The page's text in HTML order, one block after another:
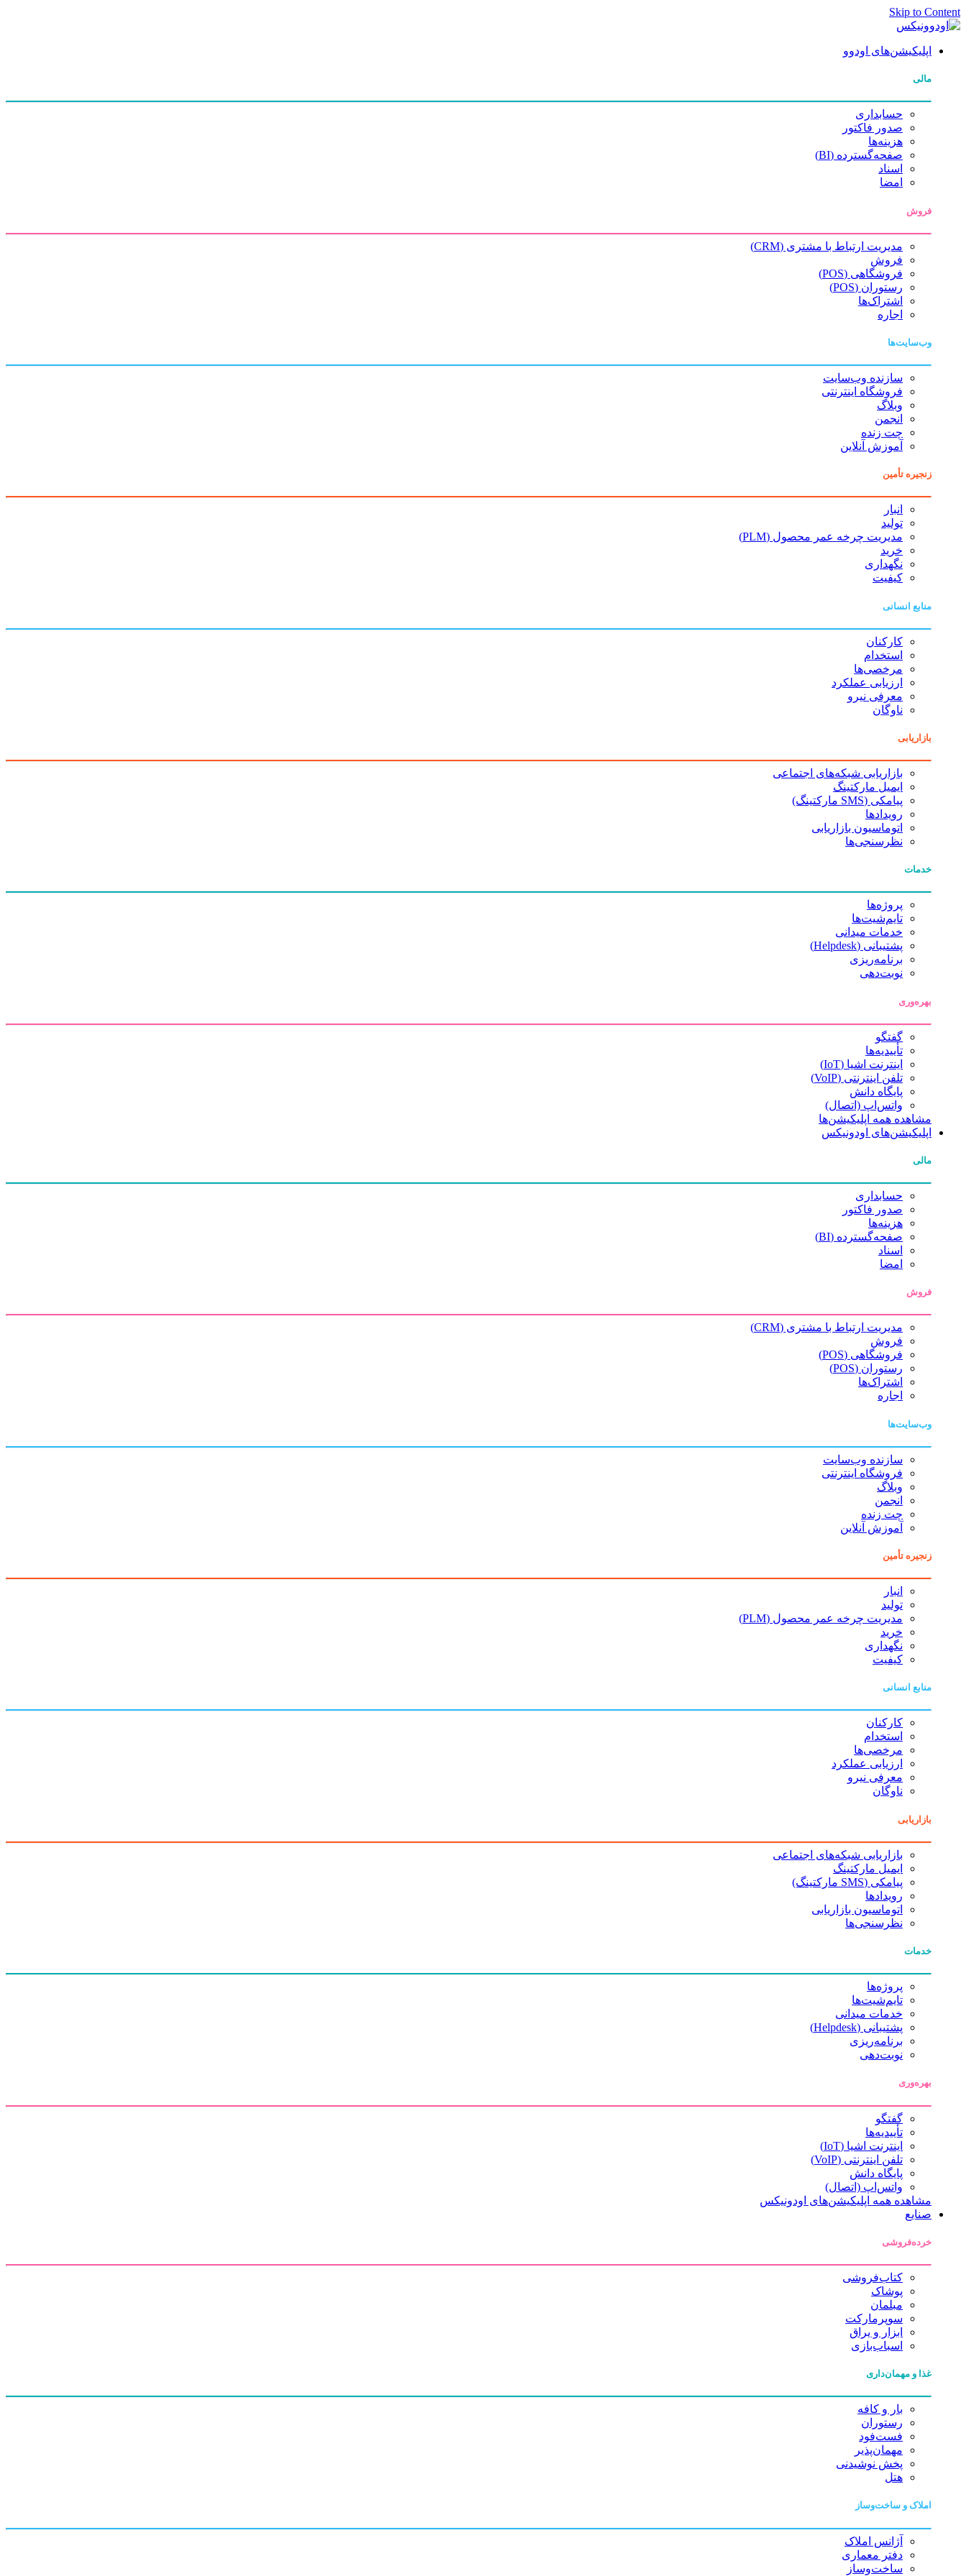
Skip to Content
اپلیکیشن‌های اودوو
مالی
حسابداری
صدور فاکتور
هزینه‌ها
صفحه‌گسترده (BI)
اسناد
امضا
فروش
مدیریت ارتباط با مشتری (CRM)
فروش
فروشگاهی (POS)
رستوران (POS)
اشتراک‌ها
اجاره
وب‌سایت‌ها
سازنده وب‌سایت
فروشگاه اینترنتی
وبلاگ
انجمن
چت زنده
آموزش آنلاین
زنجیره تأمین
انبار
تولید
مدیریت چرخه عمر محصول (PLM)
خرید
نگهداری
کیفیت
منابع انسانی
کارکنان
استخدام
مرخصی‌ها
ارزیابی عملکرد
معرفی نیرو
ناوگان
بازاریابی
بازاریابی شبکه‌های اجتماعی
ایمیل مارکتینگ
پیامکی (SMS مارکتینگ)
رویدادها
اتوماسیون بازاریابی
نظرسنجی‌ها
خدمات
پروژه‌ها
تایم‌شیت‌ها
خدمات میدانی
پشتیبانی (Helpdesk)
برنامه‌ریزی
نوبت‌دهی
بهره‌وری
گفتگو
تأییدیه‌ها
اینترنت اشیا (IoT)
تلفن اینترنتی (VoIP)
پایگاه دانش
واتس‌اپ (اتصال)
مشاهده همه اپلیکیشن‌ها
اپلیکیشن‌های اودونیکس
مالی
حسابداری
صدور فاکتور
هزینه‌ها
صفحه‌گسترده (BI)
اسناد
امضا
فروش
مدیریت ارتباط با مشتری (CRM)
فروش
فروشگاهی (POS)
رستوران (POS)
اشتراک‌ها
اجاره
وب‌سایت‌ها
سازنده وب‌سایت
فروشگاه اینترنتی
وبلاگ
انجمن
چت زنده
آموزش آنلاین
زنجیره تأمین
انبار
تولید
مدیریت چرخه عمر محصول (PLM)
خرید
نگهداری
کیفیت
منابع انسانی
کارکنان
استخدام
مرخصی‌ها
ارزیابی عملکرد
معرفی نیرو
ناوگان
بازاریابی
بازاریابی شبکه‌های اجتماعی
ایمیل مارکتینگ
پیامکی (SMS مارکتینگ)
رویدادها
اتوماسیون بازاریابی
نظرسنجی‌ها
خدمات
پروژه‌ها
تایم‌شیت‌ها
خدمات میدانی
پشتیبانی (Helpdesk)
برنامه‌ریزی
نوبت‌دهی
بهره‌وری
گفتگو
تأییدیه‌ها
اینترنت اشیا (IoT)
تلفن اینترنتی (VoIP)
پایگاه دانش
واتس‌اپ (اتصال)
مشاهده همه اپلیکیشن‌های اودونیکس
صنایع
خرده‌فروشی
کتاب‌فروشی
پوشاک
مبلمان
سوپرمارکت
ابزار و یراق
اسباب‌بازی
غذا و مهمان‌داری
بار و کافه
رستوران
فست‌فود
مهمان‌پذیر
پخش نوشیدنی
هتل
املاک و ساخت‌وساز
آژانس املاک
دفتر معماری
ساخت‌وساز